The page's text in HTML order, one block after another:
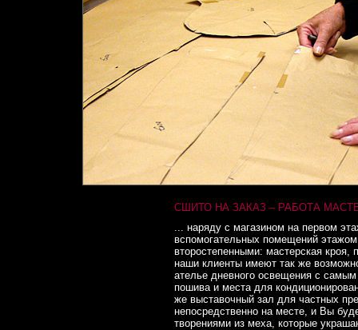
СШИТО НА ЗАКАЗ – РАБОТА
... наряду с магазином на первом
вспомогательных помещений
второстепенными: мастерская
наши клиенты имеют так же
ателье дневного освещения с
пошива и места для
же выставочный зал для частных
непосредственно на месте, и Вы
творениями из меха, которые